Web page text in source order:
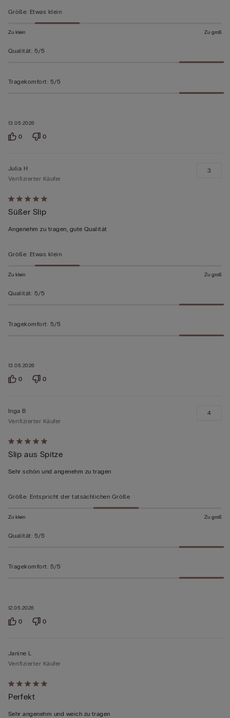
bewertet
13.05.2026
Größe: Etwas klein
Zu klein Zu groß
Qualität: 5/5
Tragekomfort: 5/5
0 0
Mit
5
von
bewertet
13.05.2026
Julia H
Verifizierter Käufer
Süßer Slip
Angenehm zu tragen, gute Qualität
3
Größe: Etwas klein
Zu klein Zu groß
Qualität: 5/5
Tragekomfort: 5/5
0 0
Mit
5
von
bewertet
12.05.2026
Inga B
Verifizierter Käufer
Slip aus Spitze
Sehr schön und angenehm zu tragen
4
Größe: Entspricht der tatsächlichen Größe
Zu klein Zu groß
Qualität: 5/5
Tragekomfort: 5/5
0 0
Mit
5
von
Janine L
Verifizierter Käufer
Perfekt
Sehr angenehm und weich zu tragen